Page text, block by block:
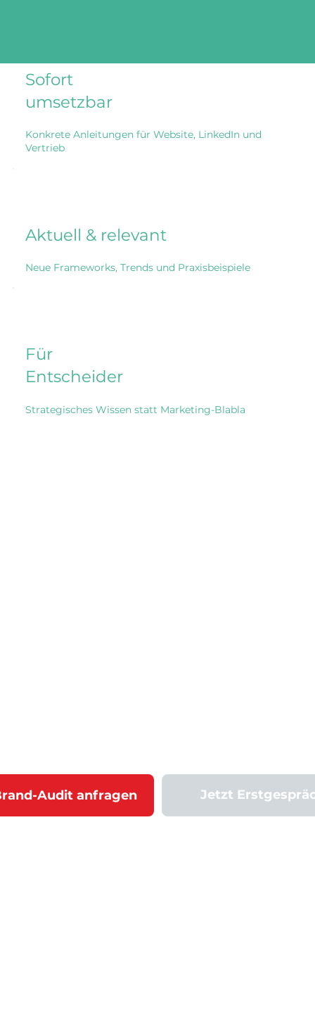
Sofort
umsetzbar
Konkrete Anleitungen für Website, LinkedIn und
Vertrieb
Aktuell & relevant
Neue Frameworks, Trends und Praxisbeispiele
Für
Entscheider
Strategisches Wissen statt Marketing-Blabla
Audit anfragen Jetzt